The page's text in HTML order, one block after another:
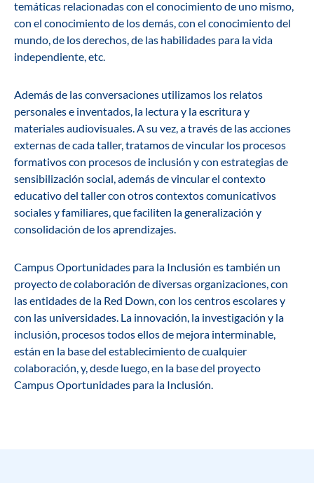
temáticas relacionadas con el conocimiento de uno mismo,
con el conocimiento de los demás, con el conocimiento del
mundo, de los derechos, de las habilidades para la vida
independiente, etc.
Además de las conversaciones utilizamos los relatos
personales e inventados, la lectura y la escritura y
materiales audiovisuales. A su vez, a través de las acciones
externas de cada taller, tratamos de vincular los procesos
formativos con procesos de inclusión y con estrategias de
sensibilización social, además de vincular el contexto
educativo del taller con otros contextos comunicativos
sociales y familiares, que faciliten la generalización y
consolidación de los aprendizajes.
Campus Oportunidades para la Inclusión es también un
proyecto de colaboración de diversas organizaciones, con
las entidades de la Red Down, con los centros escolares y
con las universidades. La innovación, la investigación y la
inclusión, procesos todos ellos de mejora interminable,
están en la base del establecimiento de cualquier
colaboración, y, desde luego, en la base del proyecto
Campus Oportunidades para la Inclusión.